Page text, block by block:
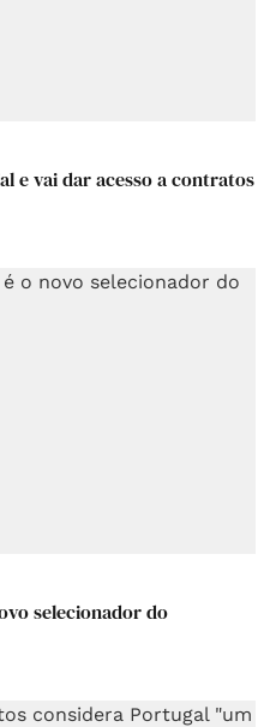
e vai dar acesso a contratos
selecionador do